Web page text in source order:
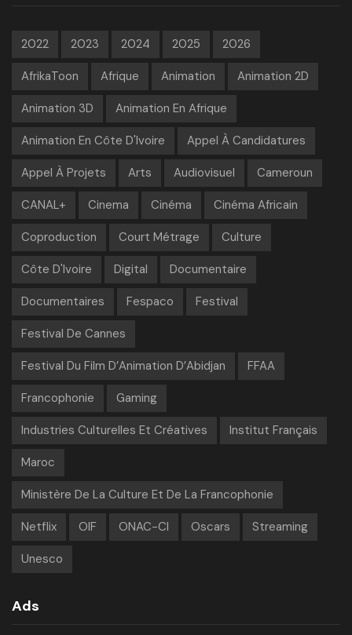
2022 2023 2024 2025 2026
AfrikaToon Afrique Animation Animation 2D
Animation 3D Animation En Afrique
Animation En Côte D'Ivoire Appel À Candidatures
Appel À Projets Arts Audiovisuel Cameroun
CANAL+ Cinema Cinéma Cinéma Africain
Coproduction Court Métrage Culture
Côte D'Ivoire Digital Documentaire
Documentaires Fespaco Festival
Festival De Cannes
Festival Du Film D’Animation D’Abidjan FFAA
Francophonie Gaming
Industries Culturelles Et Créatives Institut Français
Maroc
Ministère De La Culture Et De La Francophonie
Netflix OIF ONAC-CI Oscars Streaming
Unesco
Ads